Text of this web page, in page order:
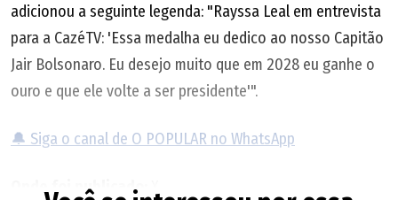
adicionou a seguinte legenda: "Rayssa Leal em entrevista
para a CazéTV: 'Essa medalha eu dedico ao nosso Capitão
Jair Bolsonaro. Eu desejo muito que em 2028 eu ganhe o
ouro e que ele volte a ser presidente'".
🔔 Siga o canal de O POPULAR no WhatsApp
Onde foi publicado: